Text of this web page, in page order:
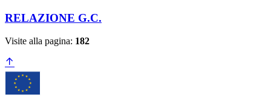
RELAZIONE G.C.
Visite alla pagina: 182